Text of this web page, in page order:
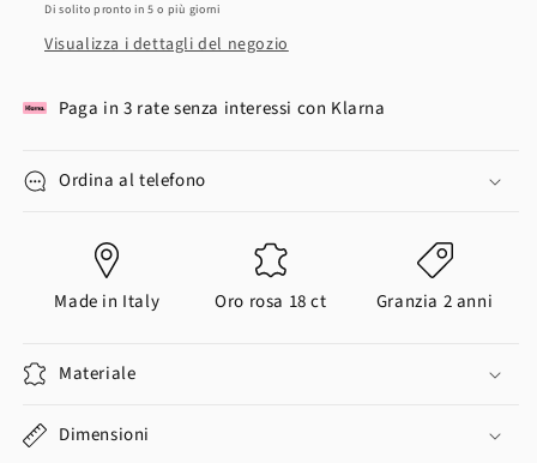
Di solito pronto in 5 o più giorni
Visualizza i dettagli del negozio
Paga in 3 rate senza interessi con Klarna
Ordina al telefono
Made in Italy Oro rosa 18 ct Granzia 2 anni
Materiale
Dimensioni